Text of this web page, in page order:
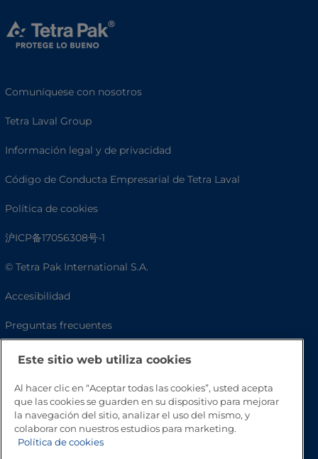
Comuníquese con nosotros
Tetra Laval Group
Información legal y de privacidad
Código de Conducta Empresarial de Tetra Laval
Política de cookies
沪ICP备17056308号-1
© Tetra Pak International S.A.
Accesibilidad
Preguntas frecuentes
Este sitio web utiliza cookies
Al hacer clic en “Aceptar todas las cookies”, usted acepta
que las cookies se guarden en su dispositivo para mejorar
la navegación del sitio, analizar el uso del mismo, y
colaborar con nuestros estudios para marketing.
Política de cookies